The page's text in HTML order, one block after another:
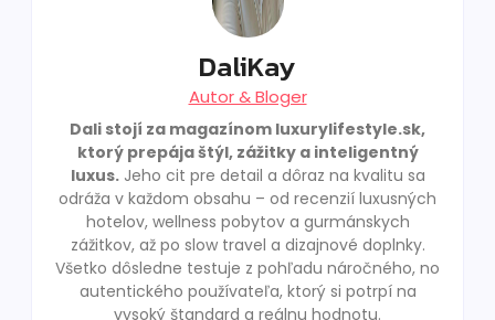
DaliKay
Autor & Bloger
Dali stojí za magazínom luxurylifestyle.sk,
ktorý prepája štýl, zážitky a inteligentný
luxus.Jeho cit pre detail a dôraz na kvalitu sa
odráža v každom obsahu – od recenzií luxusných
hotelov, wellness pobytov a gurmánskych
zážitkov, až po slow travel a dizajnové doplnky.
Všetko dôsledne testuje z pohľadu náročného, no
autentického používateľa, ktorý si potrpí na
vysoký štandard a reálnu hodnotu.